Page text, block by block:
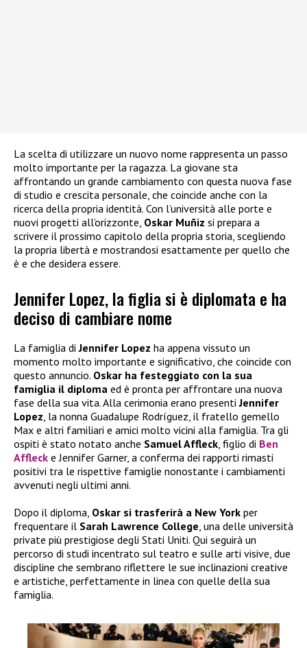
La scelta di utilizzare un nuovo nome rappresenta un passo
molto importante per la ragazza. La giovane sta
affrontando un grande cambiamento con questa nuova fase
di studio e crescita personale, che coincide anche con la
ricerca della propria identità. Con l’università alle porte e
nuovi progetti all’orizzonte, Oskar Muñiz si prepara a
scrivere il prossimo capitolo della propria storia, scegliendo
la propria libertà e mostrandosi esattamente per quello che
è e che desidera essere.
Jennifer Lopez, la figlia si è diplomata e ha
deciso di cambiare nome
La famiglia diJennifer Lopez ha appena vissuto un
momento molto importante e significativo, che coincide con
questo annuncio. Oskar ha festeggiato con la sua
famiglia il diploma ed è pronta per affrontare una nuova
fase della sua vita. Alla cerimonia erano presentiJennifer
Lopez , la nonna Guadalupe Rodríguez, il fratello gemello
Max e altri familiari e amici molto vicini alla famiglia. Tra gli
ospiti è stato notato anche Samuel Affleck , figlio di Ben
Affleck e Jennifer Garner, a conferma dei rapporti rimasti
positivi tra le rispettive famiglie nonostante i cambiamenti
avvenuti negli ultimi anni.
Dopo il diploma, Oskar si trasferirà a New York per
frequentare il Sarah Lawrence College , una delle università
private più prestigiose degli Stati Uniti. Qui seguirà un
percorso di studi incentrato sul teatro e sulle arti visive, due
discipline che sembrano riflettere le sue inclinazioni creative
e artistiche, perfettamente in linea con quelle della sua
famiglia.